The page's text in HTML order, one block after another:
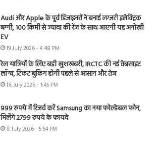
Audi और Apple के पूर्व डिजाइनरों ने बनाई लग्जरी इलेक्ट्रिक
बग्गी, 100 किमी से ज्यादा की रेंज के साथ आएगी यह अनोखी
EV
19 July 2026 - 4:48 PM
रेल यात्रियों के लिए बड़ी खुशखबरी, IRCTC की नई वेबसाइट
लॉन्च, टिकट बुकिंग होगी पहले से आसान और तेज
16 July 2026 - 1:45 PM
999 रुपये में रिजर्व करें Samsung का नया फोल्डेबल फोन,
मिलेंगे 2799 रुपये के फायदे
8 July 2026 - 5:54 PM